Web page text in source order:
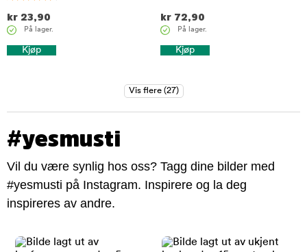
kr 23,90
På lager.
Kjøp
kr 72,90
På lager.
Kjøp
#yesmusti
Vil du være synlig hos oss? Tagg dine bilder med
#yesmusti på Instagram. Inspirere og la deg
inspireres av andre.